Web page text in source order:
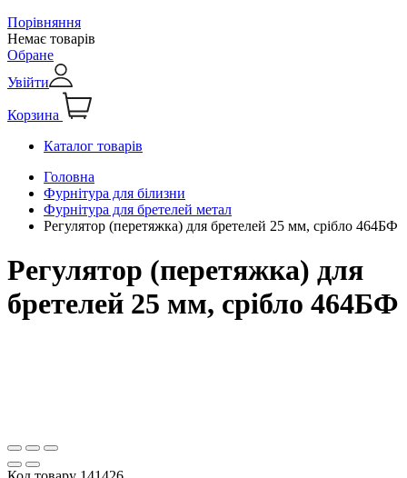
Порівняння
Немає товарів
Обране
Увійти
Корзина
Каталог товарів
Головна
Фурнітура для білизни
Фурнітура для бретелей метал
Регулятор (перетяжка) для бретелей 25 мм, срібло 464БФ
Регулятор (перетяжка) для
бретелей 25 мм, срібло 464БФ